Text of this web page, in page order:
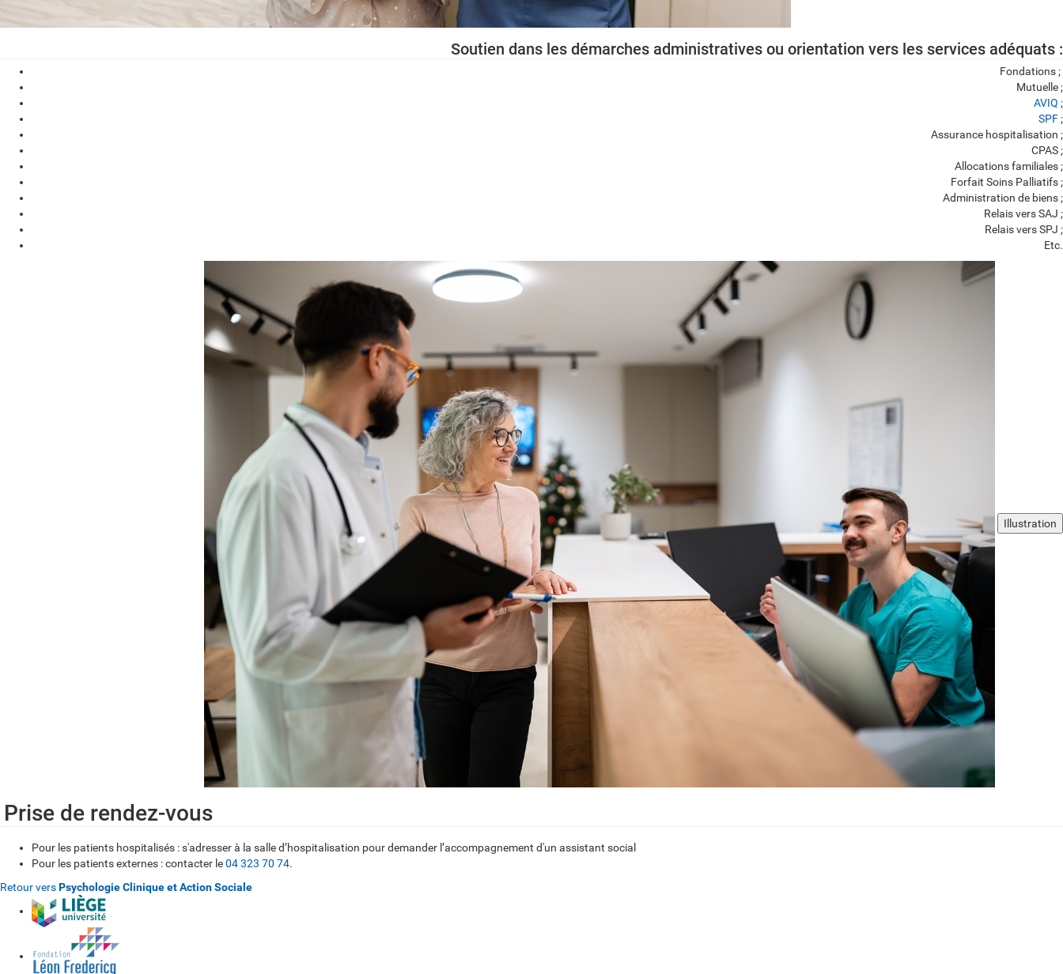
Soutien dans les démarches administratives ou orientation vers les services adéquats :
Fondations ;
Mutuelle ;
AVIQ ;
SPF;
Assurance hospitalisation ;
CPAS ;
Allocations familiales ;
Forfait Soins Palliatifs ;
Administration de biens ;
Relais vers SAJ ;
Relais vers SPJ ;
Etc.
Illustration
Prise de rendez-vous
Pour les patients hospitalisés : s'adresser à la salle d’hospitalisation pour demander l’accompagnement d'un assistant social
Pour les patients externes : contacter le04 323 70 74.
Retour versPsychologie Clinique et Action Sociale